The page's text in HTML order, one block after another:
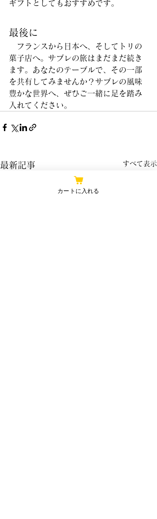
ギフトとしてもおすすめです。
最後に
フランスから日本へ、そしてトリの
菓子店へ。サブレの旅はまだまだ続き
ます。あなたのテーブルで、その一部
を共有してみませんか？サブレの風味
豊かな世界へ、ぜひご一緒に足を踏み
入れてください。
最新記事 すべて表示
カートに入れる